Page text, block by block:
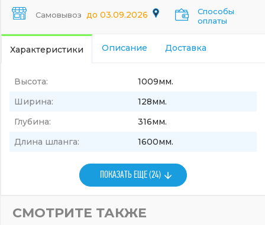
Самовывоз до 03.09.2026
Способы
оплаты
Характеристики Описание Доставка
Высота:
1009мм.
Ширина:
128мм.
Глубина:
316мм.
Длина шланга:
1600мм.
ПОКАЗАТЬ ЕЩЕ (24)
СМОТРИТЕ ТАКЖЕ